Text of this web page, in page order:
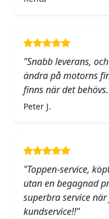
"Snabb leverans,
ändra på motorns
finns när det
Peter J.
"Toppen-service,
utan en begagnad
superbra service
kundservice!!"